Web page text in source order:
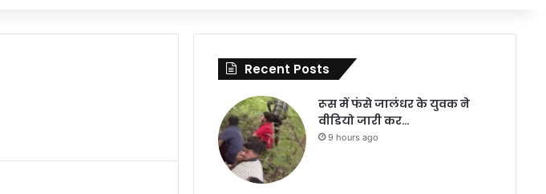
Recent Posts
रूस में फंसे जालंधर के युवक ने
वीडियो जारी कर…
9 hours ago